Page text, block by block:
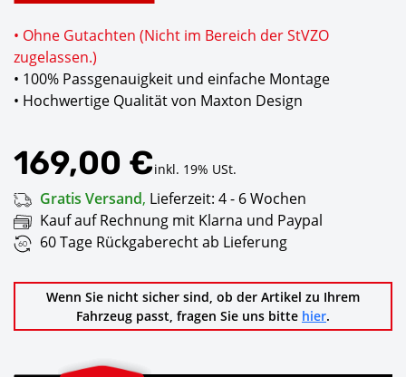
• Ohne Gutachten (Nicht im Bereich der StVZO
zugelassen.)
• 100% Passgenauigkeit und einfache Montage
• Hochwertige Qualität von Maxton Design
169,00 €inkl. 19% USt.
Gratis Versand, Lieferzeit: 4 - 6 Wochen
Kauf auf Rechnung mit Klarna und Paypal
60 Tage Rückgaberecht ab Lieferung
Wenn Sie nicht sicher sind, ob der Artikel zu Ihrem
Fahrzeug passt, fragen Sie uns bitte hier.